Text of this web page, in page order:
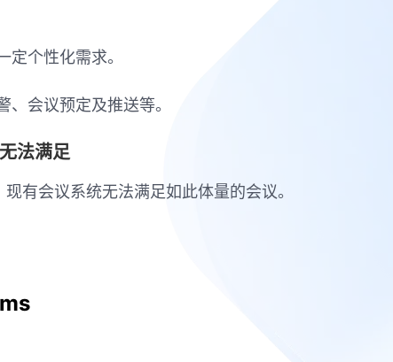
个性化需求。
会议预定及推送等。
法满足
有会议系统无法满足如此体量的会议。